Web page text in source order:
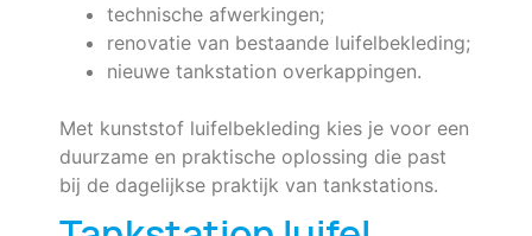
technische afwerkingen;
renovatie van bestaande luifelbekleding;
nieuwe tankstation overkappingen.
Met kunststof luifelbekleding kies je voor een
duurzame en praktische oplossing die past
bij de dagelijkse praktijk van tankstations.